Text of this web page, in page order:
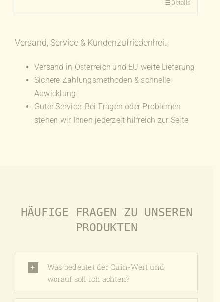
Produkt
mehrere
auf.
Die
Optionen
können
Details
Versand, Service & Kundenzufriedenheit
Versand in Österreich und EU-weite Lieferung
Sichere Zahlungsmethoden & schnelle
Abwicklung
Guter Service: Bei Fragen oder Problemen
stehen wir Ihnen jederzeit hilfreich zur Seite
HÄUFIGE FRAGEN ZU UNSEREN
PRODUKTEN
Was bedeutet der Cuin-Wert und
worauf soll ich achten?